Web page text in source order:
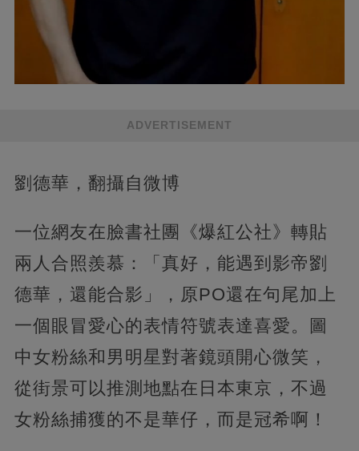
ADVERTISEMENT
劉德華，翻攝自微博
一位網友在臉書社團《爆紅公社》轉貼
兩人合照羨慕：「真好，能遇到影帝劉
德華，還能合影」，原PO還在句尾加上
一個眼冒愛心的表情符號表達喜愛。圖
中女粉絲和男明星對著鏡頭開心微笑，
從街景可以推測地點在日本東京，不過
女粉絲捕獲的不是華仔，而是冠希啊！